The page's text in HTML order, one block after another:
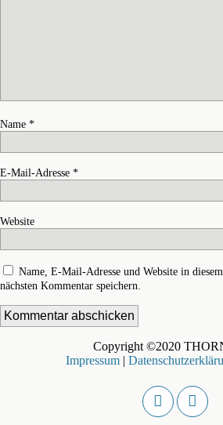
Name *
E-Mail-Adresse *
Website
Name, E-Mail-Adresse und Website in
nächsten Kommentar speichern.
Copyright ©2020
Impressum |